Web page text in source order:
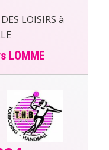
LOISIRS à
LOMME